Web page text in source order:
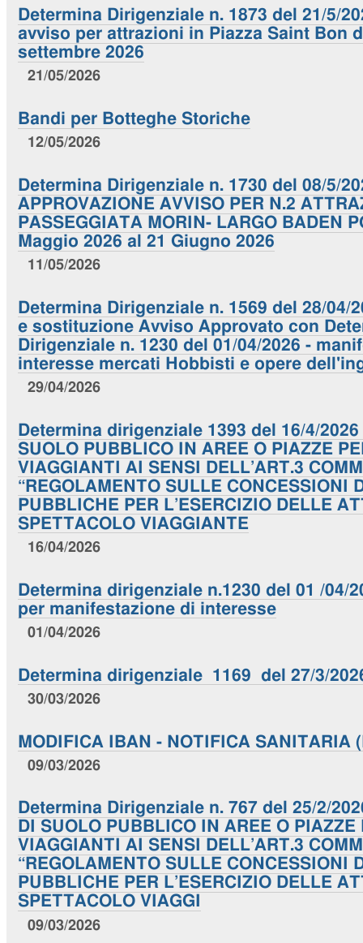
Determina Dirigenziale n. 1873 del 21/5/
avviso per attrazioni in Piazza Saint Bon
settembre 2026
21/05/2026
Bandi per Botteghe Storiche
12/05/2026
Determina Dirigenziale n. 1730 del 08/5/
APPROVAZIONE AVVISO PER N.2
PASSEGGIATA MORIN- LARGO BADEN
Maggio 2026 al 21 Giugno 2026
11/05/2026
Determina Dirigenziale n. 1569 del 28/04/
e sostituzione Avviso Approvato con
Dirigenziale n. 1230 del 01/04/2026 -
interesse mercati Hobbisti e opere
29/04/2026
Determina dirigenziale 1393 del 16/4/2026
SUOLO PUBBLICO IN AREE O PIAZZE
VIAGGIANTI AI SENSI DELL’ART.3
“REGOLAMENTO SULLE CONCESSIONI
PUBBLICHE PER L’ESERCIZIO DELLE
SPETTACOLO VIAGGIANTE
16/04/2026
Determina dirigenziale n.1230 del 01 /04/
per manifestazione di interesse
01/04/2026
Determina dirigenziale 1169 del 27/3/
30/03/2026
MODIFICA IBAN - NOTIFICA SANITARIA
09/03/2026
Determina Dirigenziale n. 767 del 25/2/
DI SUOLO PUBBLICO IN AREE O PIAZZE
VIAGGIANTI AI SENSI DELL’ART.3
“REGOLAMENTO SULLE CONCESSIONI
PUBBLICHE PER L’ESERCIZIO DELLE
SPETTACOLO VIAGGI
09/03/2026